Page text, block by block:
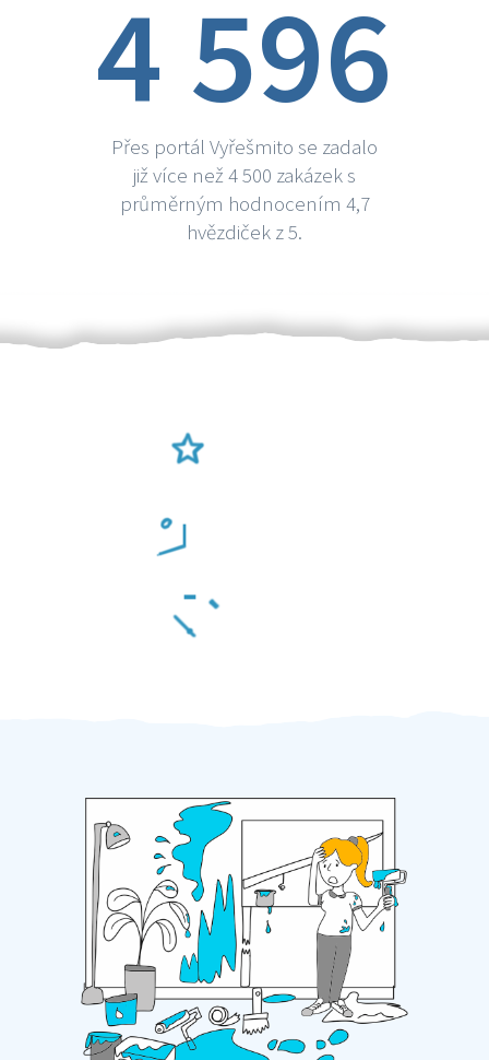
4 596
Přes portál Vyřešmito se zadalo
již více než 4 500 zakázek s
průměrným hodnocením 4,7
hvězdiček z 5.